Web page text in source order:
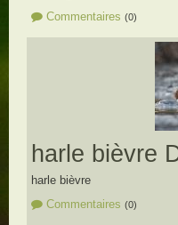
Commentaires (0)
harle bièvre
harle bièvre
Commentaires (0)